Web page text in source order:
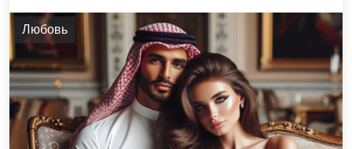
Любовь